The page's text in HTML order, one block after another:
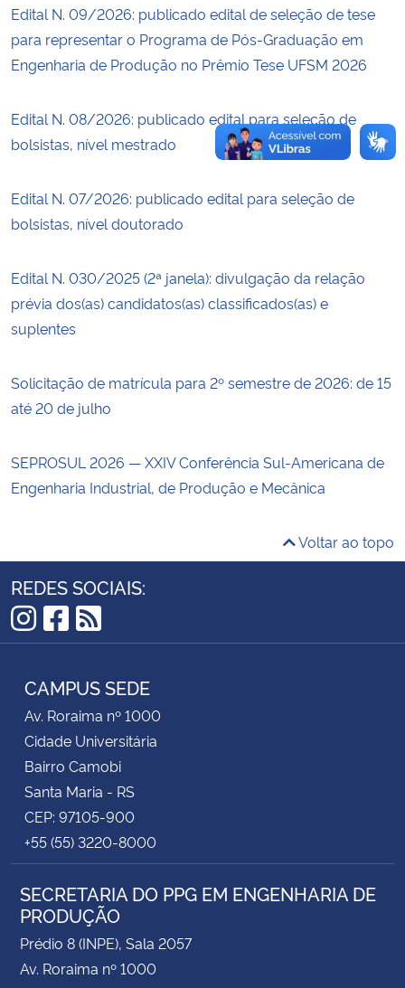
Banco Central do Brasil
Planalto
Edital N. 09/2026: publicado edital de seleção de tese
para representar o Programa de Pós-Graduação em
Engenharia de Produção no Prêmio Tese UFSM 2026
Edital N. 08/2026: publicado edital para seleção de
bolsistas, nível mestrado
Edital N. 07/2026: publicado edital para seleção de
bolsistas, nível doutorado
Edital N. 030/2025 (2ª janela): divulgação da relação
prévia dos(as) candidatos(as) classificados(as) e
suplentes
Solicitação de matrícula para 2º semestre de 2026: de 15
até 20 de julho
SEPROSUL 2026 — XXIV Conferência Sul-Americana de
Engenharia Industrial, de Produção e Mecânica
Voltar ao topo
REDES SOCIAIS:
Instagram
Facebook
RSS
CAMPUS SEDE
Av. Roraima nº 1000
Cidade Universitária
Bairro Camobi
Santa Maria - RS
CEP: 97105-900
+55 (55) 3220-8000
SECRETARIA DO PPG EM ENGENHARIA DE
PRODUÇÃO
Prédio 8 (INPE), Sala 2057
Av. Roraima nº 1000